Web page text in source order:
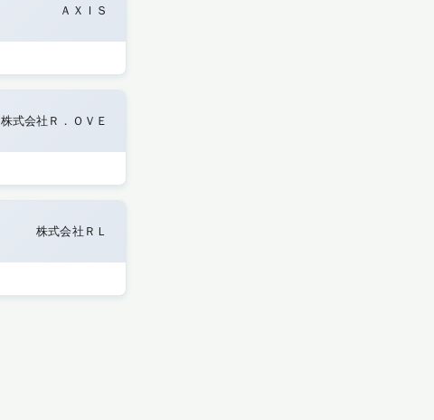
ＡＸＩＳ
株式会社Ｒ．ＯＶＥ
株式会社ＲＬ